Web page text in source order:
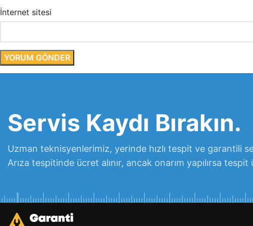
İnternet sitesi
Servis Kaydı Bırakın.
Uzman teknisyenlerimiz, yerinde hızlı tespit ve garantili
Arıza tespitinde ücret alınır, ancak onarım yapılırsa